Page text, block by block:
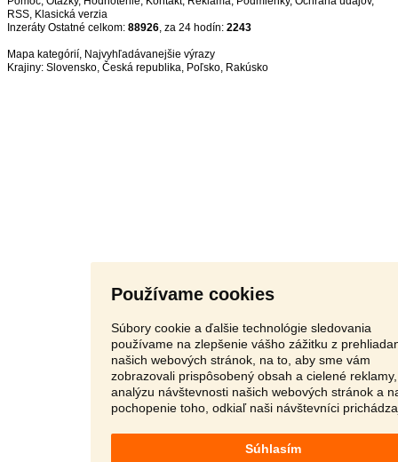
Používame cookies
Súbory cookie a ďalšie technológie sledovania
používame na zlepšenie vášho zážitku z
našich webových stránok, na to, aby sme vám
zobrazovali prispôsobený obsah a cielené
analýzu návštevnosti našich webových stránok a
pochopenie toho, odkiaľ naši návštevníci
Súhlasím
RSS,
Inzeráty Ostatné celkom: 88926, za 24 hodín: 2243
Mapa kategórií, Najvyhľadávanejšie výrazy
Krajiny: Slovensko, Česká republika, Poľsko, Rakúsko